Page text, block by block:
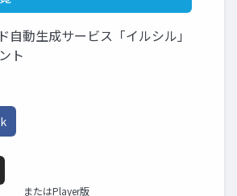
自動生成サービス「イルシル」
ト
またはPlayer版